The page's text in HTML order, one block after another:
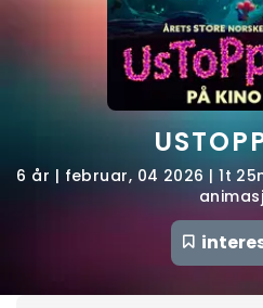
6 år | februar, 04 2026 | 1t